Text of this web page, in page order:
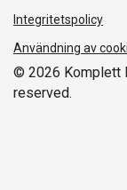
© 2026 Komplett
reserved.
Integritetspolicy
Användning av